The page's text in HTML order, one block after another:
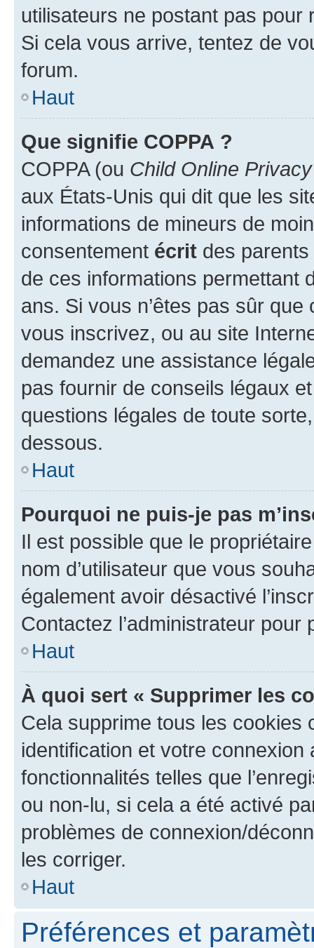
utilisateurs ne postant pas pour
Si cela vous arrive, tentez de
forum.
Haut
Que signifie COPPA ?
COPPA (ou Child Online
aux États-Unis qui dit que les
informations de mineurs de
consentement écrit des parents
de ces informations permettant
ans. Si vous n’êtes pas sûr
vous inscrivez, ou au site
demandez une assistance
pas fournir de conseils légaux
questions légales de toute
dessous.
Haut
Pourquoi ne puis-je pas
Il est possible que le
nom d’utilisateur que vous
également avoir désactivé
Contactez l’administrateur
Haut
À quoi sert « Supprimer les
Cela supprime tous les cookies
identification et votre
fonctionnalités telles que
ou non-lu, si cela a été activé
problèmes de connexion/
les corriger.
Haut
Préférences et